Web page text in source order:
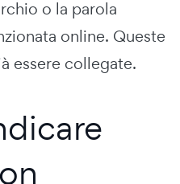
o la parola
online. Queste
essere collegate.